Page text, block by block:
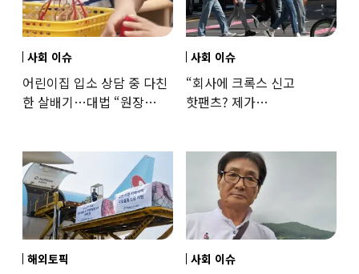
사회 이슈
어린이집 입소 상담 중 다친
한 살배기…대법 “원장
사회 이슈
“회사에 크록스 신고
핫팬츠? 제가
해외토픽 사회 이슈